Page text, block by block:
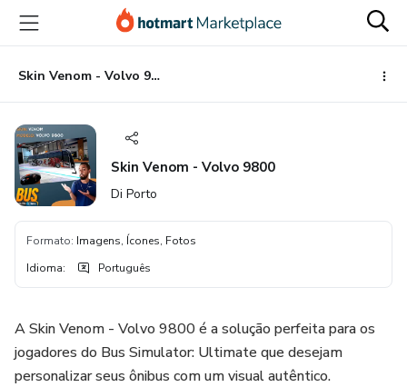
para
conteúdo
principal
para
pagamento
para
rodapé
Skin Venom - Volvo 9800
Skin Venom - Volvo 9800
Di Porto
Formato: Imagens, Ícones, Fotos
Idioma: Português
A Skin Venom - Volvo 9800 é a solução perfeita para os
jogadores do Bus Simulator: Ultimate que desejam
personalizar seus ônibus com um visual autêntico.